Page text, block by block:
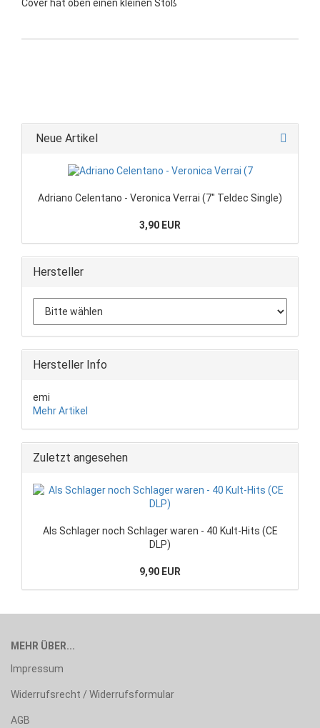
Cover hat oben einen kleinen Stoß
Neue Artikel
Adriano Celentano - Veronica Verrai (7" Teldec Single)
3,90 EUR
Hersteller
Hersteller Info
emi
Mehr Artikel
Zuletzt angesehen
Als Schlager noch Schlager waren - 40 Kult-Hits (CE
DLP)
9,90 EUR
MEHR ÜBER...
Impressum
Widerrufsrecht / Widerrufsformular
AGB